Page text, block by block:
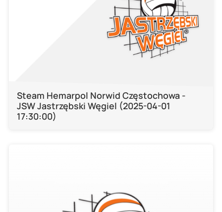
Steam Hemarpol Norwid Częstochowa -
JSW Jastrzębski Węgiel (2025-04-01
17:30:00)